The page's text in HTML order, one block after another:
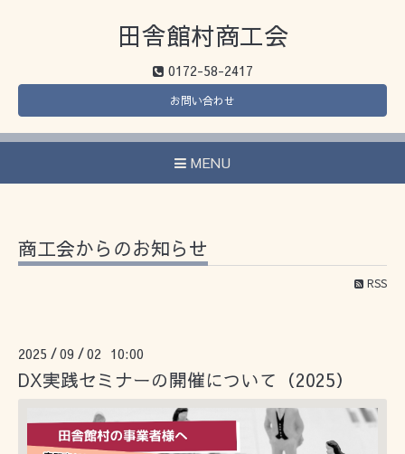
田舎館村商工会
0172-58-2417
お問い合わせ
MENU
商工会からのお知らせ
RSS
2025 /09 /02 10:00
DX実践セミナーの開催について（2025）